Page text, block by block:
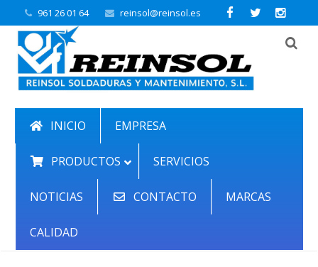
961 26 01 64 reinsol@reinsol.es
INICIO EMPRESA
PRODUCTOS SERVICIOS
NOTICIAS CONTACTO MARCAS
CALIDAD